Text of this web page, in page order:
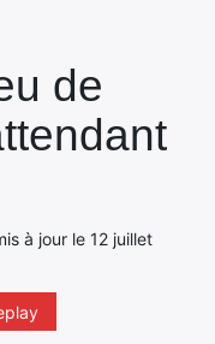
de
à jour le 12 juillet